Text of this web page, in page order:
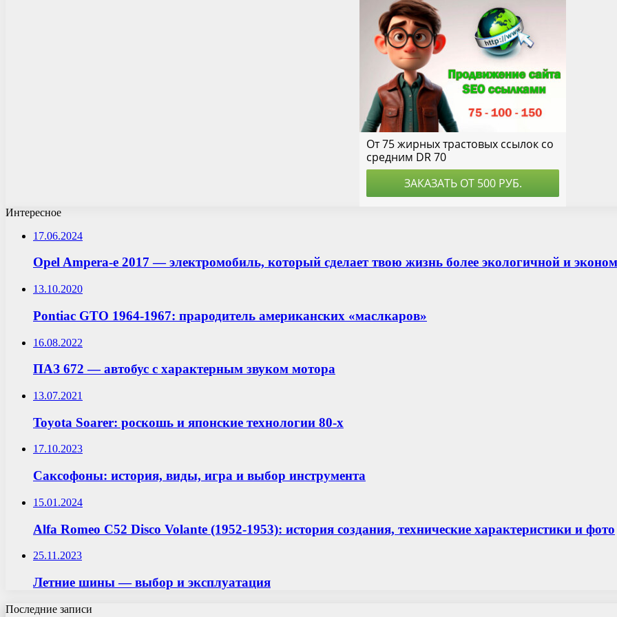
Интересное
17.06.2024
Opel Ampera-e 2017 — электромобиль, который сделает твою жизнь более экологичной и
13.10.2020
Pontiac GTO 1964-1967: прародитель американских «маслкаров»
16.08.2022
ПАЗ 672 — автобус с характерным звуком мотора
13.07.2021
Toyota Soarer: роскошь и японские технологии 80-х
17.10.2023
Саксофоны: история, виды, игра и выбор инструмента
15.01.2024
Alfa Romeo C52 Disco Volante (1952-1953): история создания, технические характеристики и фото
25.11.2023
Летние шины — выбор и эксплуатация
Последние записи